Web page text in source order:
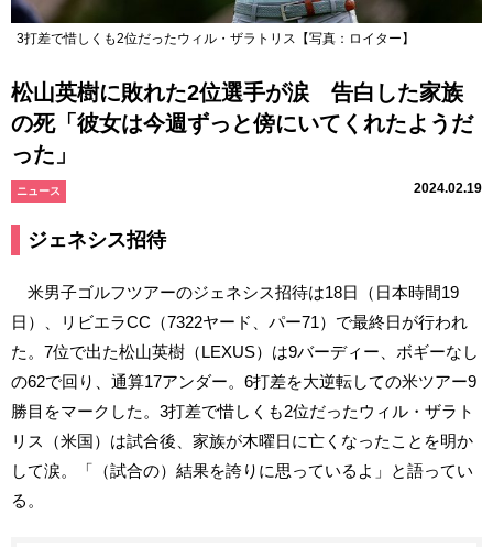
3打差で惜しくも2位だったウィル・ザラトリス【写真：ロイター】
松山英樹に敗れた2位選手が涙 告白した家族
の死「彼女は今週ずっと傍にいてくれたようだ
った」
ニュース 2024.02.19
ジェネシス招待
米男子ゴルフツアーのジェネシス招待は18日（日本時間19
日）、リビエラCC（7322ヤード、パー71）で最終日が行われ
た。7位で出た松山英樹（LEXUS）は9バーディー、ボギーなし
の62で回り、通算17アンダー。6打差を大逆転しての米ツアー9
勝目をマークした。3打差で惜しくも2位だったウィル・ザラト
リス（米国）は試合後、家族が木曜日に亡くなったことを明か
して涙。「（試合の）結果を誇りに思っているよ」と語ってい
る。